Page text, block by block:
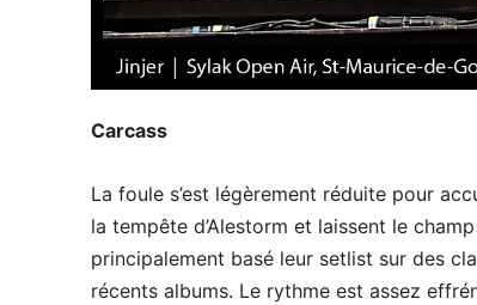
Carcass
La foule s’est légèrement réduite pour
la tempête d’Alestorm et laissent le
principalement basé leur setlist sur des
récents albums. Le rythme est assez